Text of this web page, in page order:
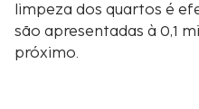
limpeza dos quartos é
são apresentadas à 0,1
próximo.